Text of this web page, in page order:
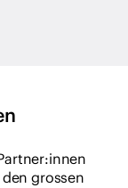
grossen